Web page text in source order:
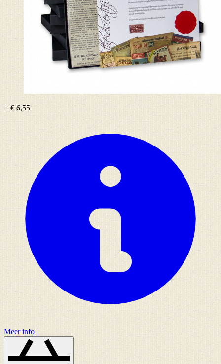
+ € 6,55
Meer info